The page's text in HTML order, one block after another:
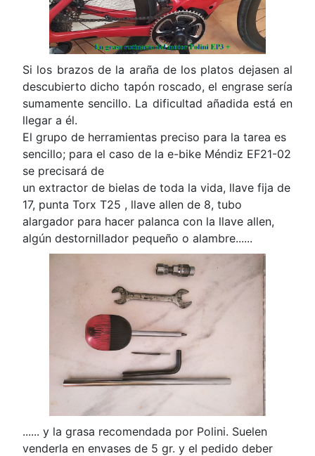
Si los brazos de la araña de los platos dejasen al
descubierto dicho tapón roscado, el engrase sería
sumamente sencillo. La dificultad añadida está en
llegar a él.
El grupo de herramientas preciso para la tarea es
sencillo; para el caso de la e-bike Méndiz EF21-02
se precisará de
un extractor de bielas de toda la vida, llave fija de
17, punta Torx T25 , llave allen de 8, tubo
alargador para hacer palanca con la llave allen,
algún destornillador pequeño o alambre......
...... y la grasa recomendada por Polini. Suelen
venderla en envases de 5 gr. y el pedido deber